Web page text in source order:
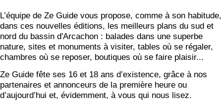
L’équipe de Ze Guide vous propose, comme à son habitude,
dans ces nouvelles éditions, les meilleurs plans du sud et
nord du bassin d'Arcachon : balades dans une superbe
nature, sites et monuments à visiter, tables où se régaler,
chambres où se reposer, boutiques où se faire plaisir...
Ze Guide fête ses 16 et 18 ans d’existence, grâce à nos
partenaires et annonceurs de la première heure ou
d’aujourd’hui et, évidemment, à vous qui nous lisez.